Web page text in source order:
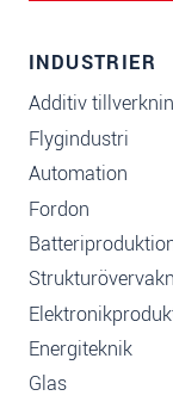
INDUSTRIER
Additiv
Flygindustri
Automation
Fordon
Energiteknik
Glas